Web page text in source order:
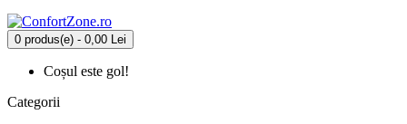
0 produs(e) - 0,00 Lei
Coșul este gol!
Categorii